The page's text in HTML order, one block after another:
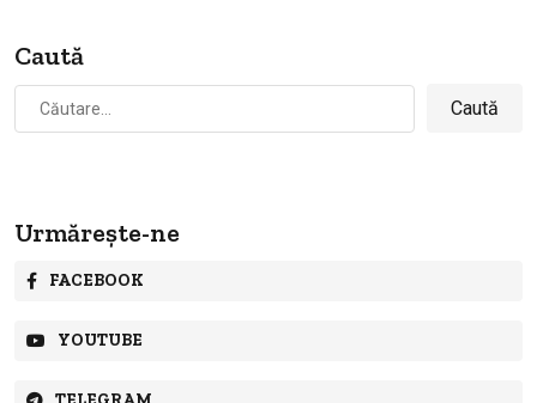
Caută
Caută
după:
Urmărește-ne
FACEBOOK
YOUTUBE